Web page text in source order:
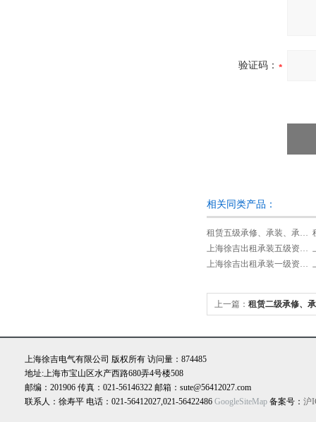
验证码：
相关同类产品：
租赁五级承修、承装、承试类资质试验设备
上海徐吉出租承装五级资质设备
上海徐吉出租承装一级资质设备
上一篇： 租赁二级承修、
上海徐吉电气有限公司 版权所有 访问量：874485
地址:上海市宝山区水产西路680弄4号楼508
邮编：201906 传真：021-56146322 邮箱：sute@56412027.com
联系人：徐寿平 电话：021-56412027,021-56422486 GoogleSiteMap 备案号： 沪